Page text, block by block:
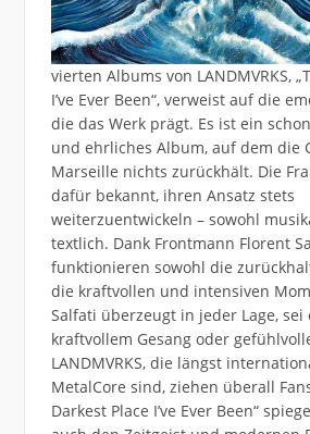
vierten Albums von LANDMVRKS,
I’ve Ever Been“, verweist auf die
die das Werk prägt. Es ist ein
und ehrliches Album, auf dem die
Marseille nichts zurückhält. Die
dafür bekannt, ihren Ansatz stets
weiterzuentwickeln – sowohl
textlich. Dank Frontmann Florent
funktionieren sowohl die
die kraftvollen und intensiven
Salfati überzeugt in jeder Lage, sei
kraftvollem Gesang oder
LANDMVRKS, die längst
MetalCore sind, ziehen überall
Darkest Place I’ve Ever Been“